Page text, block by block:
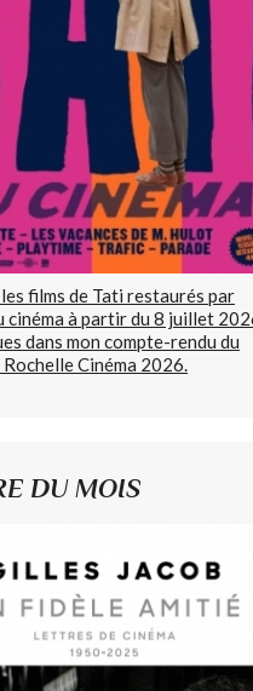
films de Tati restaurés par
cinéma à partir du 8 juillet
dans mon compte-rendu du
Cinéma 2026.
DU MOIS